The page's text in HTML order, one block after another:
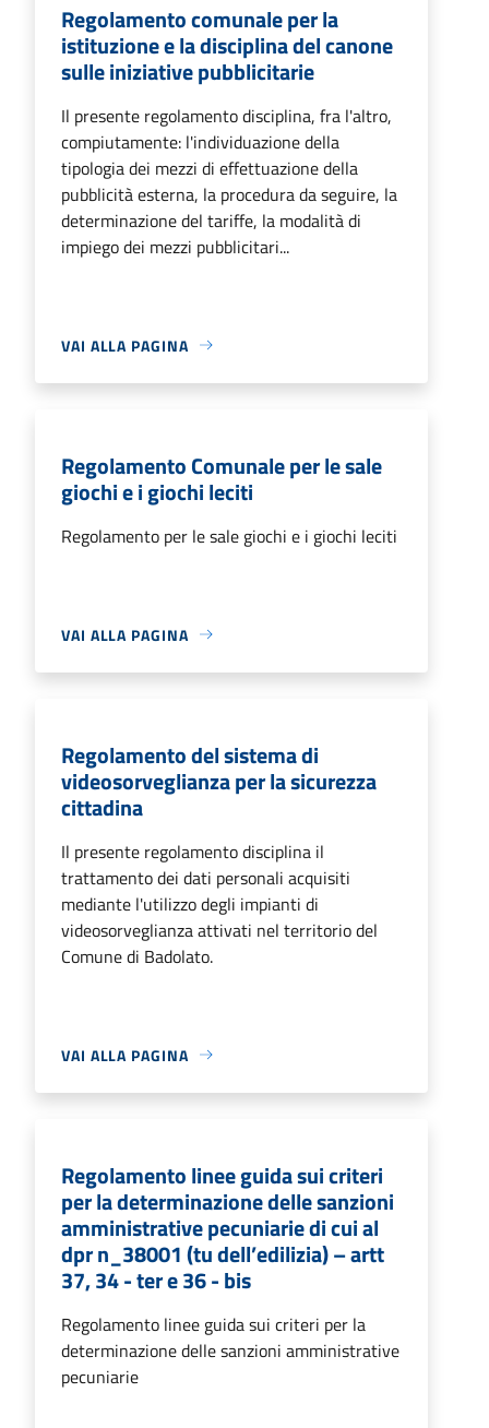
Regolamento comunale per la
istituzione e la disciplina del canone
sulle iniziative pubblicitarie
Il presente regolamento disciplina, fra l'altro,
compiutamente: l'individuazione della
tipologia dei mezzi di effettuazione della
pubblicità esterna, la procedura da seguire, la
determinazione del tariffe, la modalità di
impiego dei mezzi pubblicitari...
VAI ALLA PAGINA
Regolamento Comunale per le sale
giochi e i giochi leciti
Regolamento per le sale giochi e i giochi leciti
VAI ALLA PAGINA
Regolamento del sistema di
videosorveglianza per la sicurezza
cittadina
Il presente regolamento disciplina il
trattamento dei dati personali acquisiti
mediante l'utilizzo degli impianti di
videosorveglianza attivati nel territorio del
Comune di Badolato.
VAI ALLA PAGINA
Regolamento linee guida sui criteri
per la determinazione delle sanzioni
amministrative pecuniarie di cui al
dpr n_38001 (tu dell’edilizia) – artt
37, 34 - ter e 36 - bis
Regolamento linee guida sui criteri per la
determinazione delle sanzioni amministrative
pecuniarie